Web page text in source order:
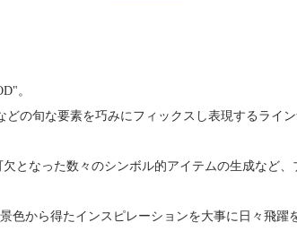
。
の旬な要素を巧みにフィックスし表現するライ
となった数々のシンボル的アイテムの生成など、
から得たインスピレーションを大事に日々飛躍